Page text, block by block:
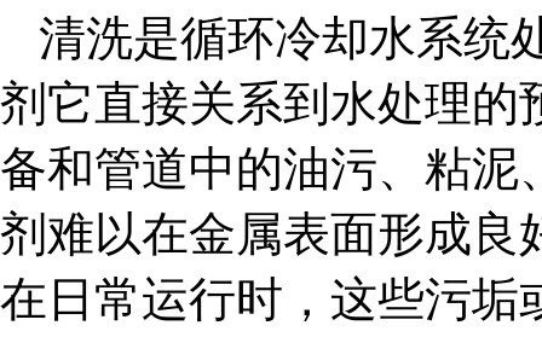
清洗是循环冷却水系统
剂它直接关系到水处理的
备和管道中的油污、粘泥
剂难以在金属表面形成良
在日常运行时，这些污垢